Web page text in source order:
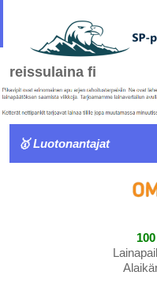
reissulaina fi
🥇 Luotonantajat